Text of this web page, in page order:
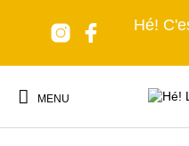
Hé!
MENU
Hé! Les